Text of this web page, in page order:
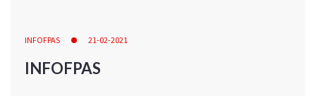
INFOFPAS 21-02-2021
INFOFPAS